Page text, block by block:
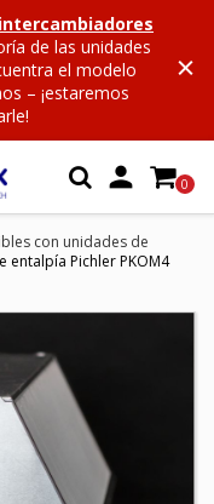
intercambiadores
de las unidades
el modelo
– ¡estaremos
 0
con unidades de
Pichler PKOM4